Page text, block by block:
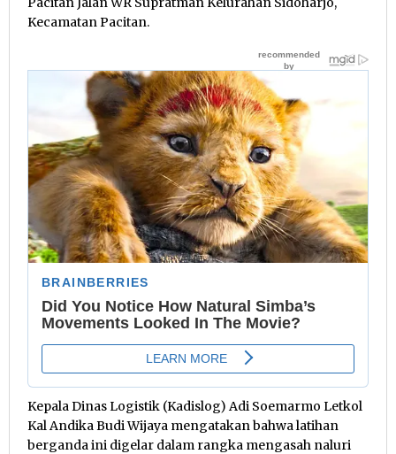
Kecamatan Pacitan.
Kepala Dinas Logistik (Kadislog) Adi Soemarmo Letkol
Kal Andika Budi Wijaya mengatakan bahwa latihan
berganda ini digelar dalam rangka mengasah naluri